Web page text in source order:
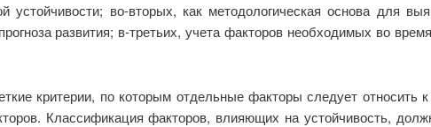
устойчивости; во-вторых, как методологическая основа для
развития; в-третьих, учета факторов необходимых во
критерии, по которым отдельные факторы следует относить
Классификация факторов, влияющих на устойчивость,